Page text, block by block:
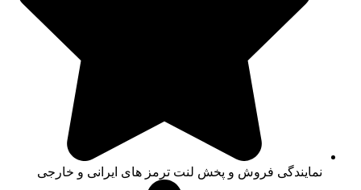
نمایندگی فروش و پخش لنت ترمز های ایرانی و خارجی